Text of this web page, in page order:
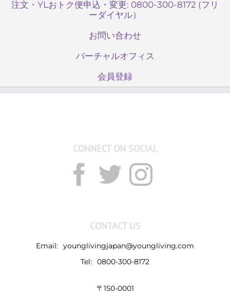
注文・YLおトク便申込・変更: 0800-300-8172 (フリ
ーダイヤル）
お問い合わせ
バーチャルオフィス
会員登録
CONNECT ON SOCIAL
CONTACT US
Email: younglivingjapan@youngliving.com
Tel: 0800-300-8172
〒150-0001